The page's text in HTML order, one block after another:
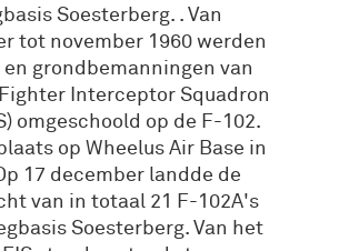
Soesterberg. . Van
tot november 1960 werden
en grondbemanningen van
Interceptor Squadron
omgeschoold op de F-102.
op Wheelus Air Base in
17 december landde de
van in totaal 21 F-102A's
Soesterberg. Van het